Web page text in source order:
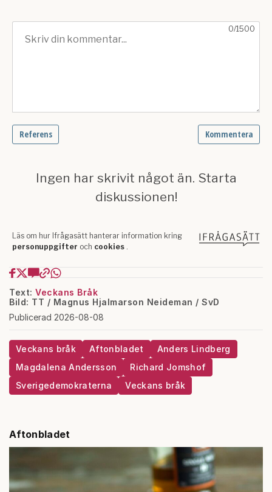
Text: Veckans Bråk
Bild: TT / Magnus Hjalmarson Neideman / SvD
Publicerad 2026-08-08
Veckans bråk Aftonbladet
Anders Lindberg
Magdalena Andersson
Richard Jomshof
Sverigedemokraterna
Veckans bråk
Aftonbladet